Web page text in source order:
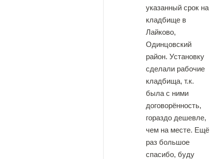
указанный срок на
кладбище в
Лайково,
Одинцовский
район. Установку
сделали рабочие
кладбища, т.к.
была с ними
договорённость,
гораздо дешевле,
чем на месте. Ещё
раз большое
спасибо, буду